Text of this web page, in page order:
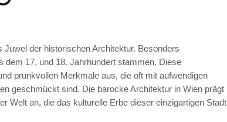
der historischen Architektur. Besonders
dem 17. und 18. Jahrhundert stammen. Diese
prunkvollen Merkmale aus, die oft mit aufwendigen
geschmückt sind. Die barocke Architektur in Wien prägt
Welt an, die das kulturelle Erbe dieser einzigartigen Stadt